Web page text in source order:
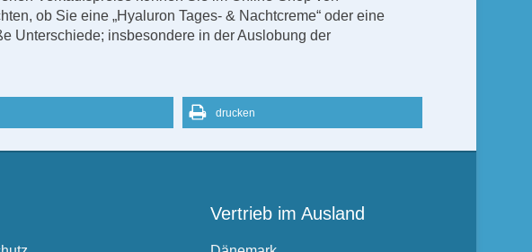
ob Sie eine „Hyaluron Tages- & Nachtcreme“ oder eine
Unterschiede; insbesondere in der Auslobung der
drucken
Vertrieb im Ausland